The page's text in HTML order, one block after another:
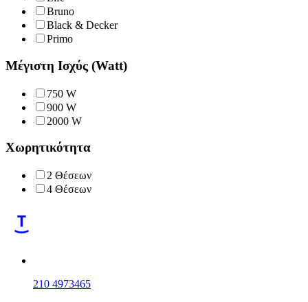
Bruno
Black & Decker
Primo
Μέγιστη Ισχύς (Watt)
750 W
900 W
2000 W
Χωρητικότητα
2 Θέσεων
4 Θέσεων
210 4973465